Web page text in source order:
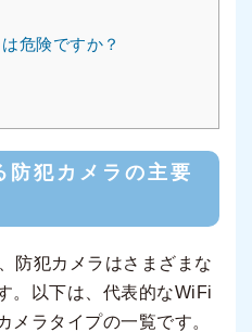
危険ですか？
犯カメラの主要
防犯カメラはさまざまな
。以下は、代表的なWiFi
メラタイプの一覧です。